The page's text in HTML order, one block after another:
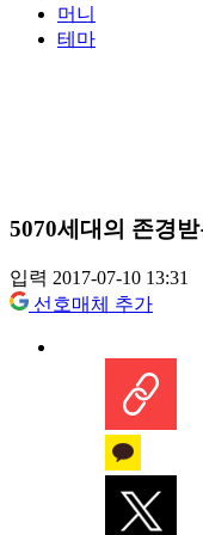
머니
테마
5070세대의 존경받
입력 2017-07-10 13:31
선호매체 추가